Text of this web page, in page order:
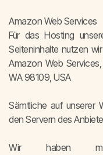
Amazon Web Services
Für das Hosting
Seiteninhalte nutzen
Amazon Web
WA 98109, USA
Sämtliche auf unserer
den Servern des
Wir haben